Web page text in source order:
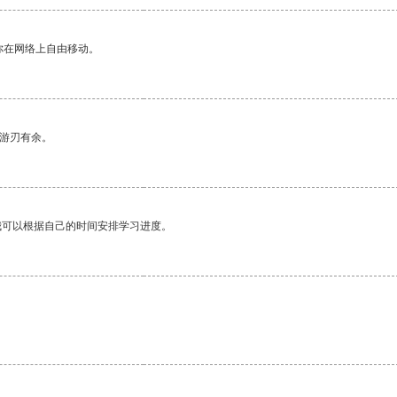
网络上自由移动。
刃有余。
以根据自己的时间安排学习进度。